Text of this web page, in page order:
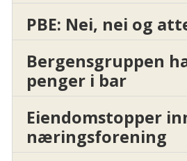
PBE: Nei, nei og
Bergensgruppen
penger i bar
Eiendomstopper
næringsforening